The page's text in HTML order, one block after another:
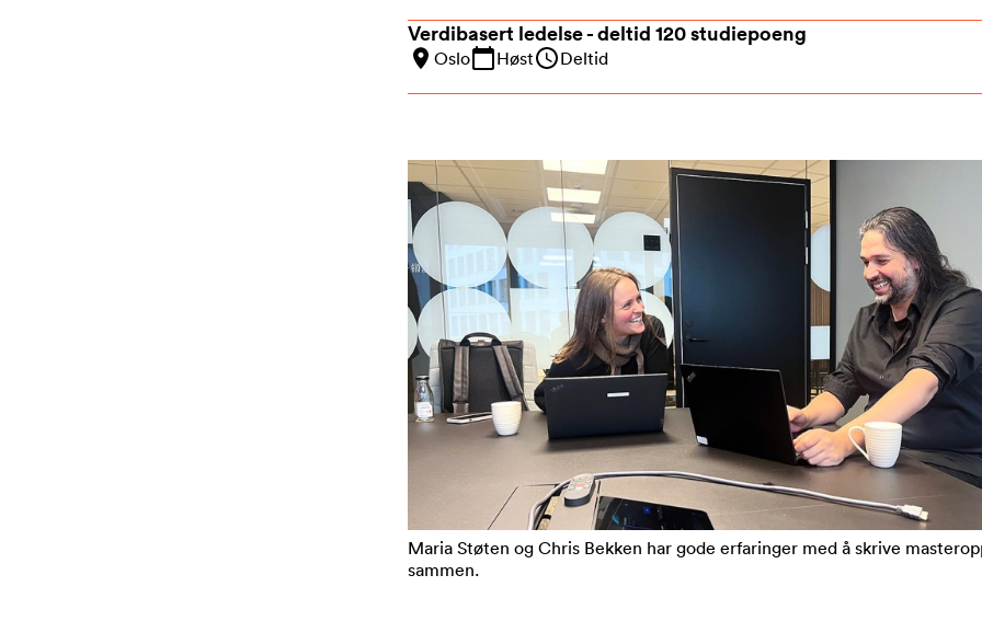
Verdibasert ledelse - deltid 120 studiepoeng
Oslo Høst Deltid
Maria Støten og Chris Bekken har gode erfaringer med å skrive
sammen.